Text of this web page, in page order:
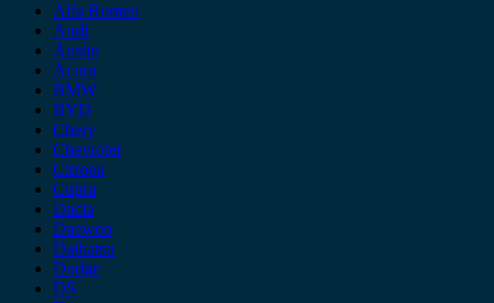
Alfa Romeo
Audi
Austin
Acura
BMW
BYD
Chery
Chevrolet
Citroen
Cupra
Dacia
Daewoo
Daihatsu
Dodge
DS